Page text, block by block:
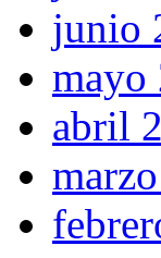
junio
mayo
abril